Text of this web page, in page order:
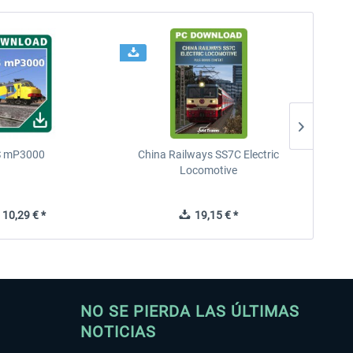
mP3000
€ *
China Railways SS7C Electric
Locomotive
19,15 € *
NO SE PIERDA LAS ÚLTIMAS
NOTICIAS